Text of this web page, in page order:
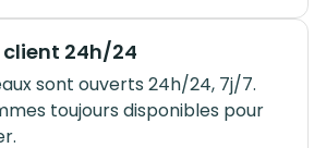
client 24h/24
sont ouverts 24h/24, 7j/7.
toujours disponibles pour